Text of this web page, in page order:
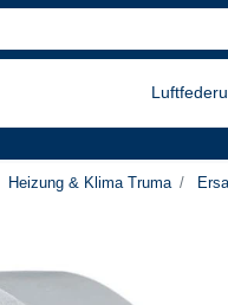
Heizung & Klima Truma